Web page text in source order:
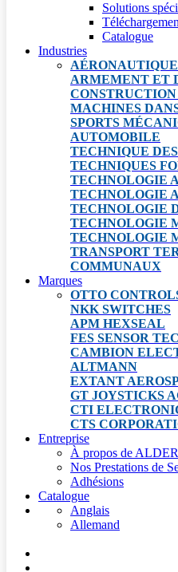
Solutions
Catalogue
Industries
ARMEMENT ET
MACHINES
SPORTS
AUTOMOBILE
TECHNIQUE
TECHNIQUES
TECHNOLOGIE
TECHNOLOGIE
TECHNOLOGIE
TECHNOLOGIE
TECHNOLOGIE
TRANSPORT
COMMUNAUX
Marques
OTTO
NKK SWITCHES
APM HEXSEAL
FES SENSOR
CAMBION
ALTMANN
EXTANT
GT JOYSTICKS
CTI
CTS
Entreprise
À propos de
Nos Prestations de
Adhésions
Catalogue
Anglais
Allemand